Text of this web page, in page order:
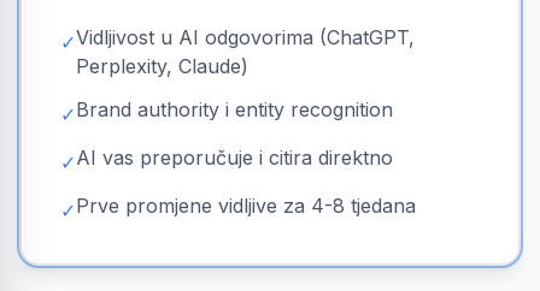
✓Vidljivost u AI odgovorima (ChatGPT,
Perplexity, Claude)
✓Brand authority i entity recognition
✓AI vas preporučuje i citira direktno
✓Prve promjene vidljive za 4-8 tjedana